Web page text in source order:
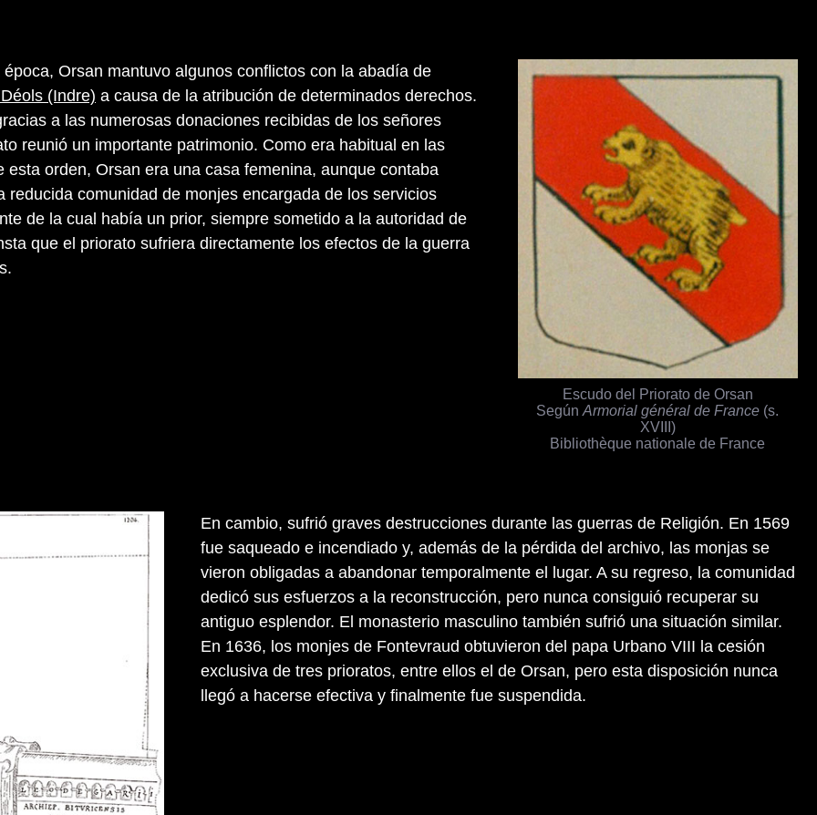
Orsan mantuvo algunos conflictos con la abadía de
(Indre) a causa de la atribución de determinados derechos.
a las numerosas donaciones recibidas de los señores
reunió un importante patrimonio. Como era habitual en las
esta orden, Orsan era una casa femenina, aunque contaba
reducida comunidad de monjes encargada de los servicios
de la cual había un prior, siempre sometido a la autoridad de
que el priorato sufriera directamente los efectos de la guerra
Escudo del Priorato de Orsan
SegúnArmorial général de France (s.
XVIII)
Bibliothèque nationale de France
En cambio, sufrió graves destrucciones durante las guerras de Religión. En 1569
fue saqueado e incendiado y, además de la pérdida del archivo, las monjas se
vieron obligadas a abandonar temporalmente el lugar. A su regreso, la comunidad
dedicó sus esfuerzos a la reconstrucción, pero nunca consiguió recuperar su
antiguo esplendor. El monasterio masculino también sufrió una situación similar.
En 1636, los monjes de Fontevraud obtuvieron del papa Urbano VIII la cesión
exclusiva de tres prioratos, entre ellos el de Orsan, pero esta disposición nunca
llegó a hacerse efectiva y finalmente fue suspendida.